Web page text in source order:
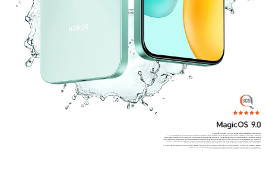
*La interfaz funcional y los efectos se deben referir a la experiencia de uso real.
*Al ser un producto electrónico de precisión, existe el riesgo de daño si el teléfono sufre una caída. Se sugiere tener cuidado y evitar caídas o colisiones
condiciones de uso normal. El dispositivo ha sido probado en condiciones de laboratorio cuenta con el nivel IP64 de acuerdo con los estándares GB/T 4208-2017
(China) / IEC 60529 (internacional). Las resistencias a salpicaduras, agua y polvo no son efectivas permanentemente, y el desempeño de la protección puede
disminuir debido al uso diario. No intente cargar el teléfono si esta mojado. El daño por líquidos no está cubierto por garantía.
HONOR de 35W. La velocidad de carga real puede variar dependiendo de las condiciones ambientales y otros factores.
*Las imágenes de producto son solo de referencia, favor de referirse al producto final.